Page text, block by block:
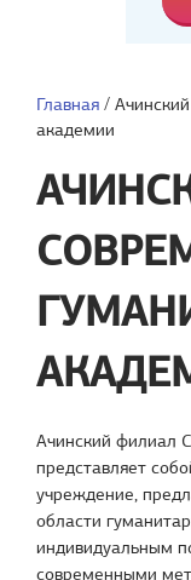
Главная /
академии
Ачинский филиал
представляет
учреждение,
области
индивидуальным
современными